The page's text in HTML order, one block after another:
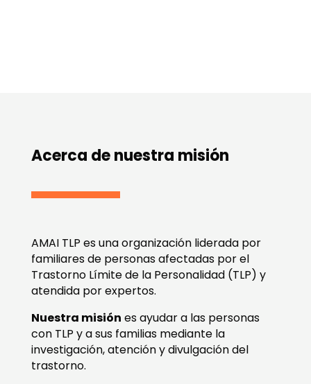
Acerca de nuestra misión
AMAI TLP es una organización liderada por
familiares de personas afectadas por el
Trastorno Límite de la Personalidad (TLP) y
atendida por expertos.
Nuestra misión es ayudar a las personas
con TLP y a sus familias mediante la
investigación, atención y divulgación del
trastorno.